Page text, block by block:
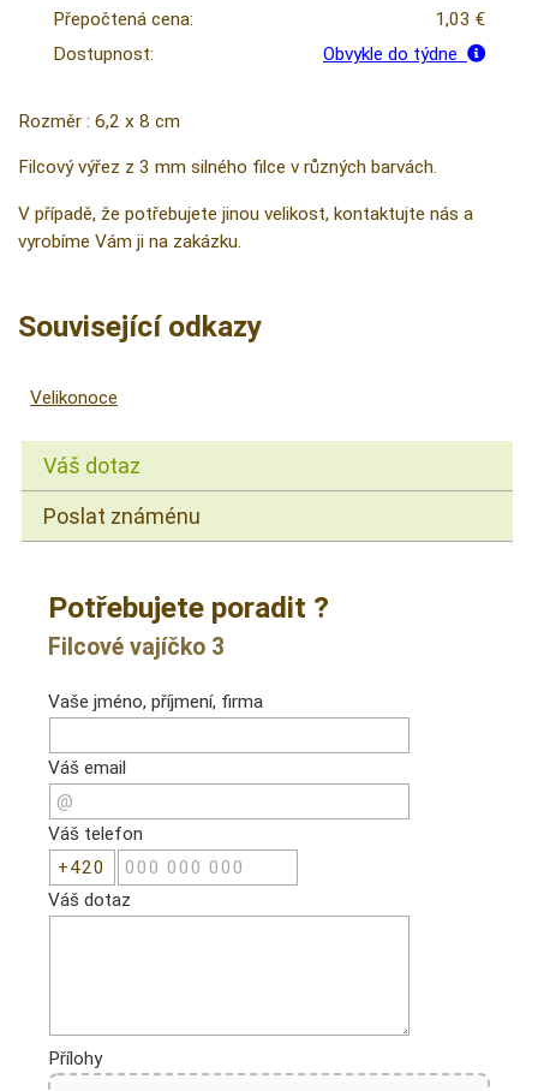
Přepočtená cena:
1,03 €
Dostupnost:
Obvykle do týdne
Rozměr : 6,2 x 8 cm
Filcový výřez z 3 mm silného filce v různých barvách.
V případě, že potřebujete jinou velikost, kontaktujte nás a
vyrobíme Vám ji na zakázku.
Související odkazy
Velikonoce
Váš dotaz
Poslat známénu
Potřebujete poradit ?
Filcové vajíčko 3
Vaše jméno, příjmení, firma
Váš email
Váš telefon
Váš dotaz
Přílohy